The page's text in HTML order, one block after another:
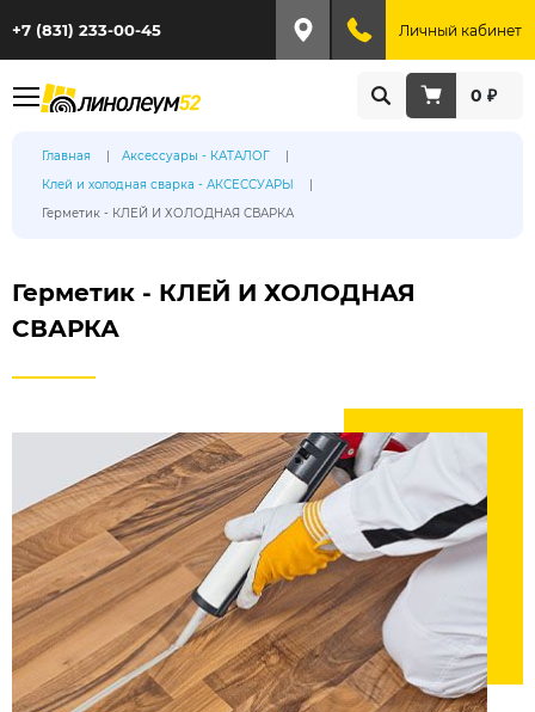
+7 (831) 233-00-45 Личный кабинет
0 ₽
Главная
Аксессуары - КАТАЛОГ
Клей и холодная сварка - АКСЕССУАРЫ
Герметик - КЛЕЙ И ХОЛОДНАЯ СВАРКА
Герметик - КЛЕЙ И ХОЛОДНАЯ
СВАРКА